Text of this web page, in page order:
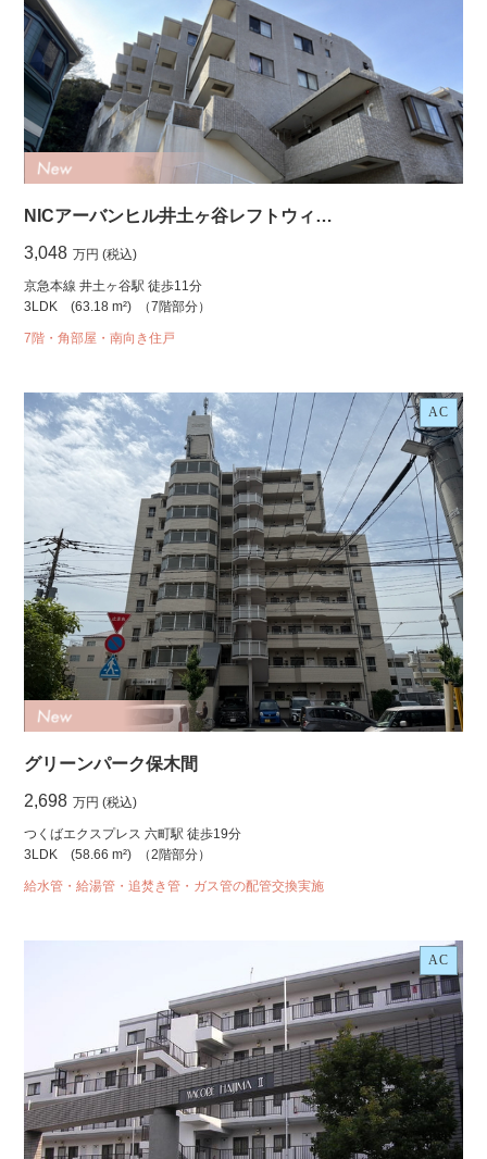
NICアーバンヒル井土ヶ谷レフトウィ…
3,048 万円 (税込)
京急本線 井土ヶ谷駅 徒歩11分
3LDK
(63.18 m²) （7階部分）
7階・角部屋・南向き住戸
AC
グリーンパーク保木間
2,698 万円 (税込)
つくばエクスプレス 六町駅 徒歩19分
3LDK
(58.66 m²) （2階部分）
給水管・給湯管・追焚き管・ガス管の配管交換実施
AC